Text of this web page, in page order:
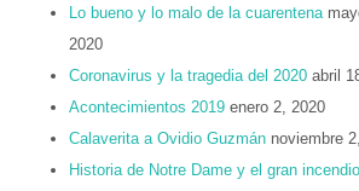
Lo bueno y lo malo de la cuarentena
2020
Coronavirus y la tragedia del 2020 abril
Acontecimientos 2019 enero 2, 2020
Calaverita a Ovidio Guzmán noviembre
Historia de Notre Dame y el gran